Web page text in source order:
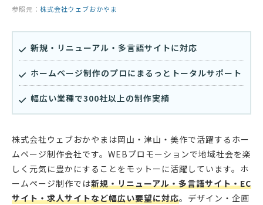
参照元： 株式会社ウェブおかやま
新規・リニューアル・多言語サイトに対応
ホームページ制作のプロにまるっとトータルサポート
幅広い業種で300社以上の制作実績
株式会社ウェブおかやまは岡山・津山・美作で活躍するホー
ムページ制作会社です。WEBプロモーションで地域社会を楽
しく元気に豊かにすることをモットーに活躍しています。ホ
ームページ制作では新規・リニューアル・多言語サイト・EC
サイト・求人サイトなど幅広い要望に対応。デザイン・企画